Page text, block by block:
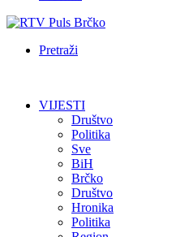
Pretraži
VIJESTI
Društvo
Politika
Sve
BiH
Brčko
Društvo
Hronika
Politika